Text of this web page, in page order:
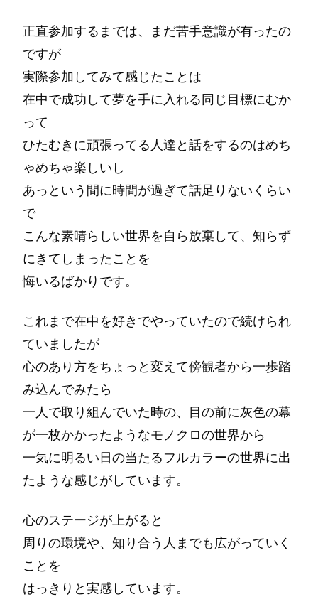
正直参加するまでは、まだ苦手意識が有ったの
ですが
実際参加してみて感じたことは
在中で成功して夢を手に入れる同じ目標にむか
って
ひたむきに頑張ってる人達と話をするのはめち
ゃめちゃ楽しいし
あっという間に時間が過ぎて話足りないくらい
で
こんな素晴らしい世界を自ら放棄して、知らず
にきてしまったことを
悔いるばかりです。
これまで在中を好きでやっていたので続けられ
ていましたが
心のあり方をちょっと変えて傍観者から一歩踏
み込んでみたら
一人で取り組んでいた時の、目の前に灰色の幕
が一枚かかったようなモノクロの世界から
一気に明るい日の当たるフルカラーの世界に出
たような感じがしています。
心のステージが上がると
周りの環境や、知り合う人までも広がっていく
ことを
はっきりと実感しています。